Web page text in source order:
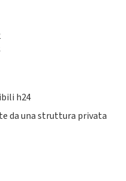
h24
da una struttura privata